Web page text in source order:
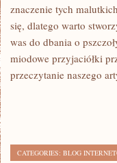
znaczenie tych⁢
się,⁢ dlatego ‍warto
was​ do dbania o
miodowe ‍przyjaciółki
‌przeczytanie⁣ naszego
CATEGORIES: BLOG